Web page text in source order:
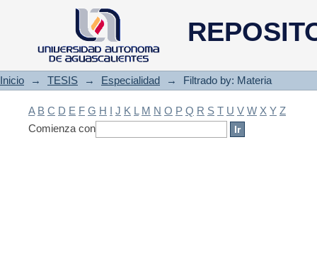
Filtrado by: Materia
Inicio → TESIS → Especialidad → Filtrado by: Materia
A B C D E F G H I J K L M N O P Q R S T U V W X Y Z
Comienza con